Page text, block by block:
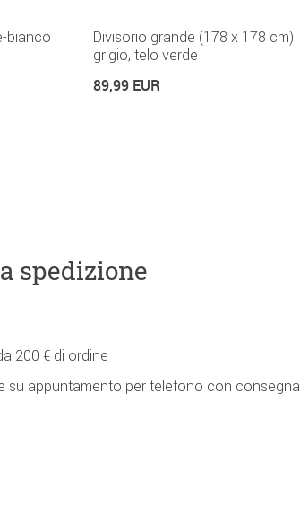
bianco
Divisorio grande (178 x 178 cm)
grigio, telo verde
89,99 EUR
spedizione
200 € di ordine
su appuntamento per telefono con consegna